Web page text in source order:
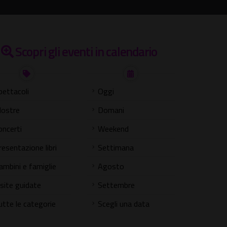
Scopri gli eventi in calendario
libri
e famiglie
guidate
le categorie
Oggi
Domani
Weekend
Settimana
Agosto
Settembre
Scegli una data